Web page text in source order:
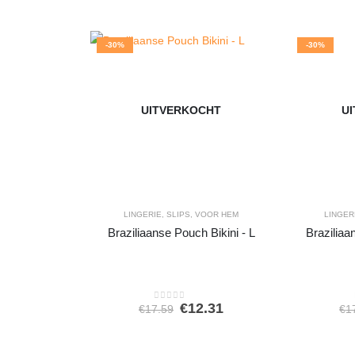
-30%
UITVERKOCHT
LINGERIE,SLIPS,VOOR HEM
Braziliaanse Pouch Bikini - L
0out of 5
€17.59 Oorspronkelijke
€12.31
-30%
€